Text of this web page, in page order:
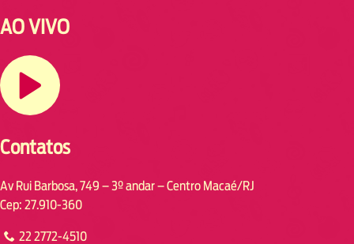
AO VIVO
Contatos
Av Rui Barbosa, 749 – 3º andar – Centro Macaé/RJ
Cep: 27.910-360
22 2772-4510